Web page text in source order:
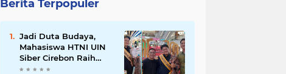
Berita Terpopuler
Jadi Duta Budaya,
Mahasiswa HTNI UIN
Siber Cirebon Raih
Juara 1 Duta Batik DKI